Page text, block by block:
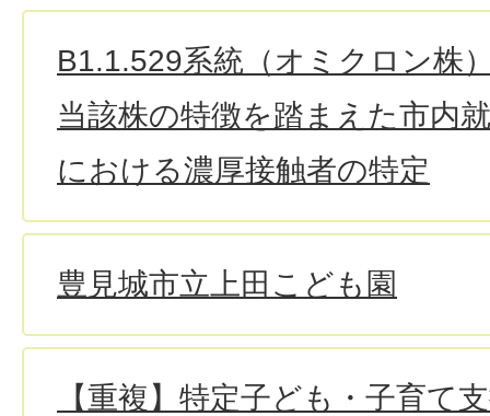
B1.1.529系統（オミクロン株
当該株の特徴を踏まえた市内
における濃厚接触者の特定
豊見城市立上田こども園
【重複】特定子ども・子育て